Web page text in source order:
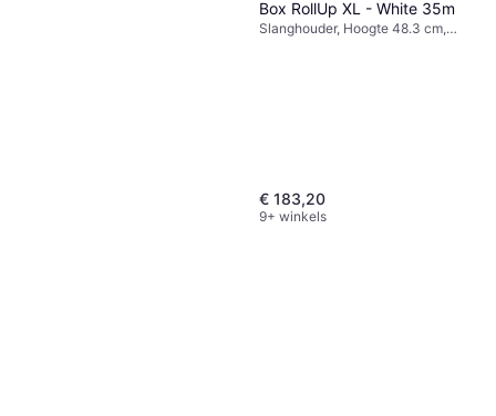
Box RollUp XL - White 35m
Slanghouder, Hoogte 48.3 cm,
€ 183,20
9+ winkels